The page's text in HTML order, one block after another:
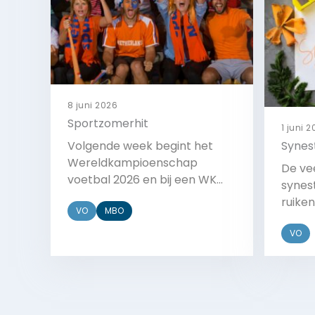
8 juni 2026
Sportzomerhit
Volgende week begint het
Wereldkampioenschap
voetbal 2026 en bij een WK
wordt de sportzomerhit van
VO MBO
1 juni
De
VO